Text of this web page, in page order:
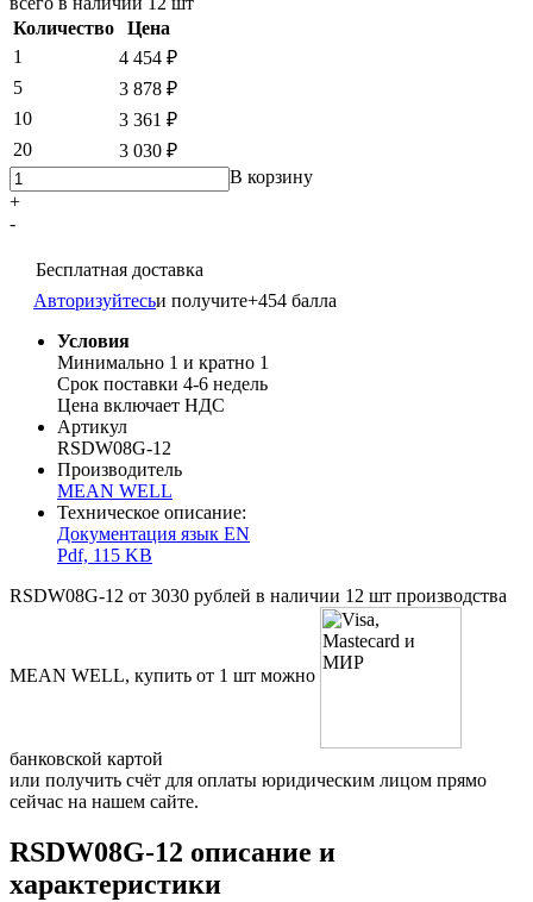
Количество
Цена
1
4 454 ₽
5
3 878 ₽
10
3 361 ₽
20
3 030 ₽
+
-
В корзину
Бесплатная доставка
Авторизуйтесьи получите+454 балла
Условия
Минимально 1 и кратно 1
Срок поставки 4-6 недель
Цена включает НДС
Артикул
RSDW08G-12
Производитель
MEAN WELL
Техническое описание:
Документация язык EN
Pdf, 115 KB
RSDW08G-12 от 3030 рублей в наличии 12 шт производства
MEAN WELL, купить от 1 шт можно
банковской картой
или получить счёт для оплаты юридическим лицом прямо
сейчас на нашем сайте.
RSDW08G-12 описание и
характеристики